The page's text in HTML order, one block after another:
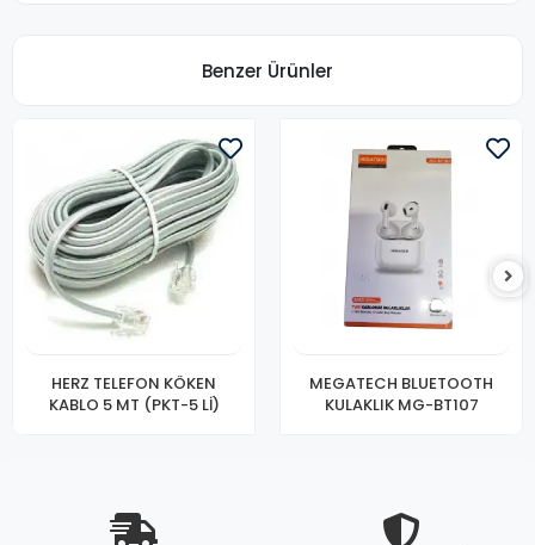
Benzer Ürünler
HERZ TELEFON KÖKEN
KABLO 5 MT (PKT-5 Lİ)
MEGATECH BLUETOOTH
KULAKLIK MG-BT107